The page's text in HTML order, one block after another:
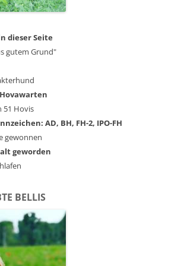
dieser Seite
gutem Grund"
Hovis
AD, BH, FH-2, IPO-FH
gewonnen
geworden
BELLIS